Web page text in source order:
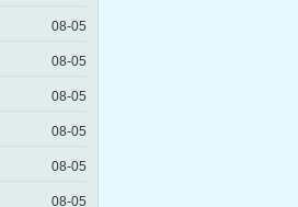
08-05
08-05
08-05
08-05
08-05
08-05